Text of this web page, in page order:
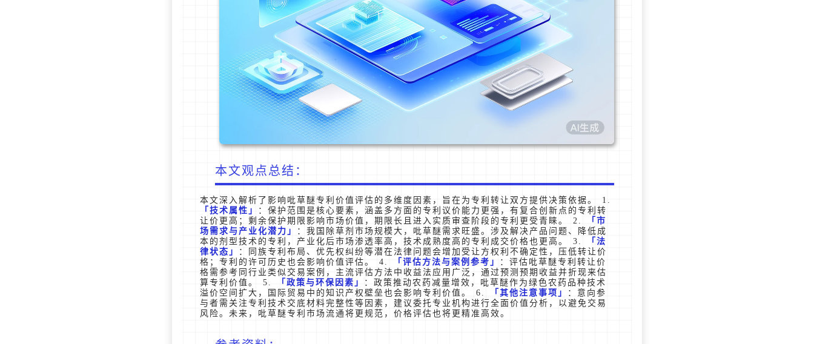
本文观点总结：
本文深入解析了影响吡草醚专利价值评估的多维度因素，旨在为专利转让双方提供决策依据。 1.
技术属性
：保护范围是核心要素，涵盖多方面的专利议价能力更强，有复合创新点的专利转
让价更高；剩余保护期限影响市场价值，期限长且进入实质审查阶段的专利更受青睐。 2.
市
场需求与产业化潜力
：我国除草剂市场规模大，吡草醚需求旺盛。涉及解决产品问题、降低成
本的剂型技术的专利，产业化后市场渗透率高，技术成熟度高的专利成交价格也更高。 3.
法
律状态
：同族专利布局、优先权纠纷等潜在法律问题会增加受让方权利不确定性，压低转让价
格；专利的许可历史也会影响价值评估。 4.
评估方法与案例参考
：评估吡草醚专利转让价
格需参考同行业类似交易案例，主流评估方法中收益法应用广泛，通过预测预期收益并折现来估
算专利价值。 5.
政策与环保因素
：政策推动农药减量增效，吡草醚作为绿色农药品种技术
溢价空间扩大，国际贸易中的知识产权壁垒也会影响专利价值。 6.
其他注意事项
：意向参
与者需关注专利技术交底材料完整性等因素，建议委托专业机构进行全面价值分析，以避免交易
风险。未来，吡草醚专利市场流通将更规范，价格评估也将更精准高效。